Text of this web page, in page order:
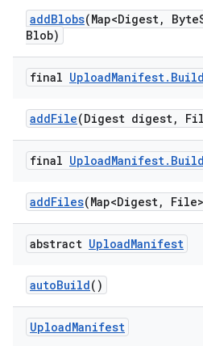
addBlobs(Map<Digest, Byte
Blob)
final UploadManifest.
addFile(Digest digest,
final UploadManifest.
addFiles(Map<Digest,
abstract UploadManifest
autoBuild()
UploadManifest